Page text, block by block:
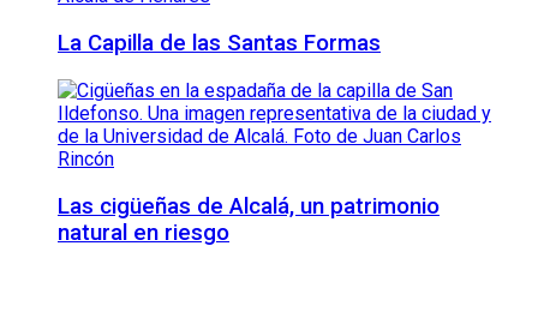
La Capilla de las Santas Formas
Las cigüeñas de Alcalá, un patrimonio
natural en riesgo